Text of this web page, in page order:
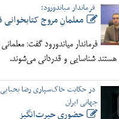
فرماندار میاندورود:
معلمانِ مروج
فرماندار میاندورود گفت:
هستند شناسایی و قدردانی می‌شوند.
در حکایت خاک‌سپاری رضا
جهانی ایران
حضوری حیرت‌انگیز